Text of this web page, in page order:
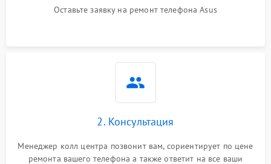
Оставьте заявку на ремонт телефона Asus
2. Консультация
Менеджер колл центра позвонит вам, сориентирует по цене
ремонта вашего телефона а также ответит на все ваши